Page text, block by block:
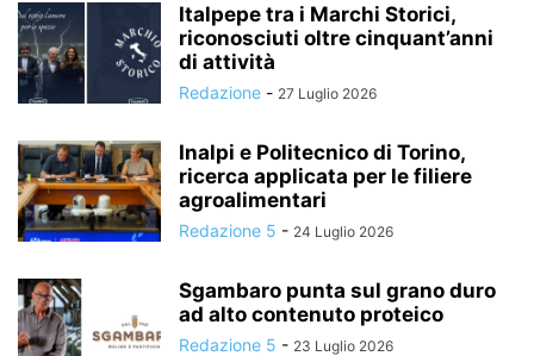
Italpepe tra i Marchi Storici,
riconosciuti oltre cinquant’anni
di attività
Redazione - 27 Luglio 2026
Inalpi e Politecnico di Torino,
ricerca applicata per le filiere
agroalimentari
Redazione 5 - 24 Luglio 2026
Sgambaro punta sul grano duro
ad alto contenuto proteico
Redazione 5 - 23 Luglio 2026